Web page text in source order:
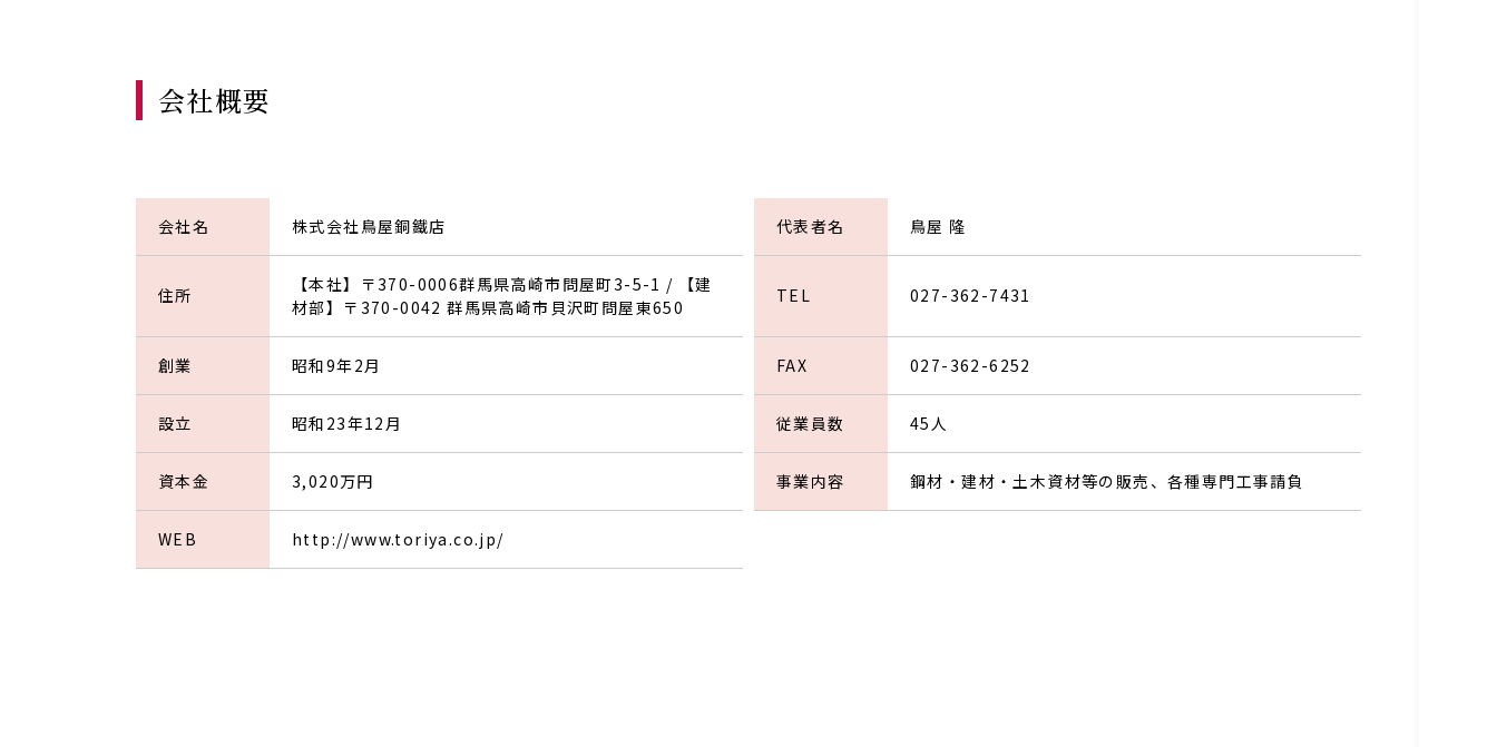
会社概要
会社名 株式会社鳥屋銅鐵店 代表者名 鳥屋 隆
住所
【本社】〒370-0006群馬県高崎市問屋町3-5-1 / 【建
材部】〒370-0042 群馬県高崎市貝沢町問屋東650
TEL 027-362-7431
創業 昭和9年2月 FAX 027-362-6252
設立 昭和23年12月 従業員数 45人
資本金 3,020万円 事業内容 鋼材・建材・土木資材等の販売、各種専門工事請負
WEB http://www.toriya.co.jp/